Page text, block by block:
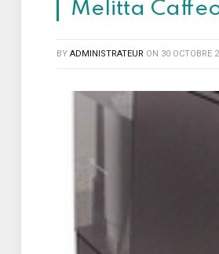
Melitta
BY ADMINISTRATEUR ON 30 OCTOBRE